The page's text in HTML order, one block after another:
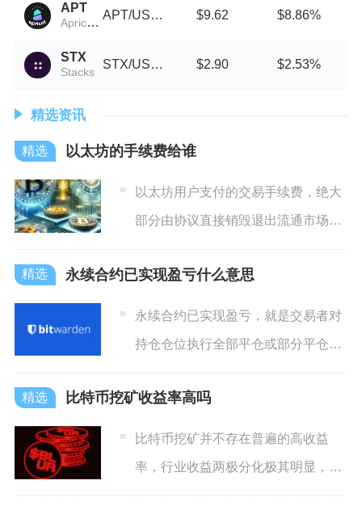
APT
Apricot Finance
APT/USDT $9.62 $8.86%
STX
Stacks
STX/USDT $2.90 $2.53%
精选资讯
以太坊的手续费给谁
以太坊用户支付的交易手续费，绝大
部分由协议直接销毁退出流通市场，
剩余的优先小费全额发放给打
永续合约已实现盈亏什么意思
永续合约已实现盈亏，就是交易者对
持仓仓位执行全部平仓或部分平仓操
作后，最终结算到账户余额里
比特币挖矿收益率高吗
比特币挖矿并不存在普遍的高收益
率，行业收益两极分化极其明显，只
有具备极低电价、最新款高能效